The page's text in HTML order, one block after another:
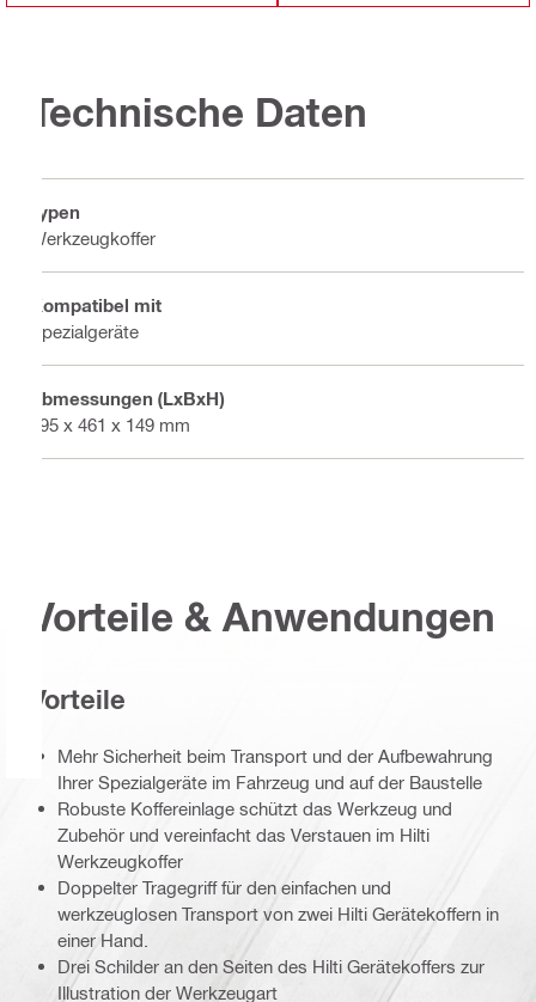
Technische Daten
Typen
Werkzeugkoffer
Kompatibel mit
Spezialgeräte
Abmessungen (LxBxH)
595 x 461 x 149 mm
Vorteile & Anwendungen
Vorteile
Mehr Sicherheit beim Transport und der Aufbewahrung
Ihrer Spezialgeräte im Fahrzeug und auf der Baustelle
Robuste Koffereinlage schützt das Werkzeug und
Zubehör und vereinfacht das Verstauen im Hilti
Werkzeugkoffer
Doppelter Tragegriff für den einfachen und
werkzeuglosen Transport von zwei Hilti Gerätekoffern in
einer Hand.
Drei Schilder an den Seiten des Hilti Gerätekoffers zur
Illustration der Werkzeugart